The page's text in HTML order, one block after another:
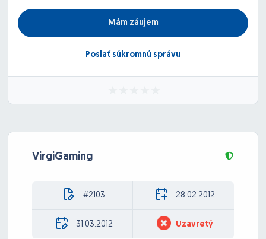
Mám záujem
Poslať súkromnú správu
VirgiGaming
#2103 28.02.2012
31.03.2012 Uzavretý